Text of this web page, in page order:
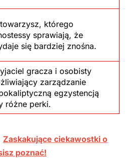
którego
sprawiają, że
się bardziej znośna.
gracza i osobisty
zarządzanie
egzystencją
różne perki.
Zaskakujące ciekawostki o
poznać!